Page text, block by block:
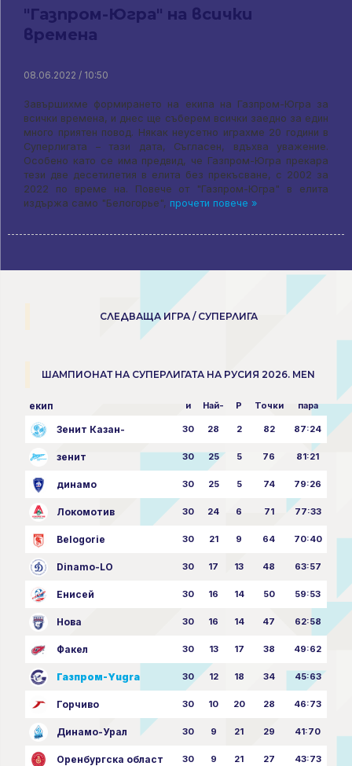
"Газпром-Югра" на всички
времена
08.06.2022 / 10:50
Завършихме формирането на екипа на Газпром-Югра за
всички времена, и днес ще съберем всички заедно за един
много приятен повод. Някак неусетно играхме 20 години в
Суперлигата – тази дата, Съгласен, вдъхва уважение.
Особено като се има предвид, че Газпром-Югра прекара
тези две десетилетия в елита без прекъсване, с 2002 за
2022 по време на. Повече от "Газпром-Югра" в елита
издържа само "Белогорье", прочети повече »
СЛЕДВАЩА ИГРА / СУПЕРЛИГА
ШАМПИОНАТ НА СУПЕРЛИГАТА НА РУСИЯ 2026. MEN
екип и Най- P Точки пара
Зенит Казан- 30 28 2 82 87:24
зенит 30 25 5 76 81:21
динамо 30 25 5 74 79:26
Локомотив 30 24 6 71 77:33
Belogorie 30 21 9 64 70:40
Dinamo-LO 30 17 13 48 63:57
Енисей 30 16 14 50 59:53
Нова 30 16 14 47 62:58
Факел 30 13 17 38 49:62
Газпром-Yugra 30 12 18 34 45:63
Горчиво 30 10 20 28 46:73
Динамо-Урал 30 9 21 29 41:70
Оренбургска област 30 9 21 27 43:73